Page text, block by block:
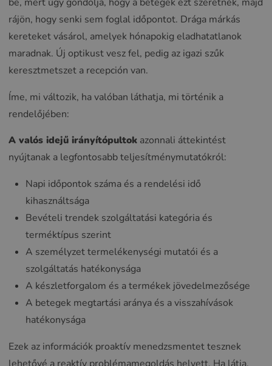
rájön, hogy senki sem foglal időpontot. Drága márkás
kereteket vásárol, amelyek hónapokig eladhatatlanok
maradnak. Új optikust vesz fel, pedig az igazi szűk
keresztmetszet a recepción van.
Íme, mi változik, ha valóban láthatja, mi történik a
rendelőjében:
A valós idejű irányítópultok azonnali áttekintést
nyújtanak a legfontosabb teljesítménymutatókról:
Napi időpontok száma és a rendelési idő
kihasználtsága
Bevételi trendek szolgáltatási kategória és
terméktípus szerint
A személyzet termelékenységi mutatói és a
szolgáltatás hatékonysága
A készletforgalom és a termékek jövedelmezősége
A betegek megtartási aránya és a visszahívások
hatékonysága
Ezek az információk proaktív menedzsmentet tesznek